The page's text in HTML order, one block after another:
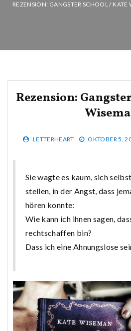
REZENSION: GANGSTER SCHOOL / KATE
Rezension:
LETTERHEART OKTOBER 5,
Sie wagte es kaum, sich
stellen, in der Angst, dass
hören konnte:
Wie kann ich ihnen sagen,
rechtschaffen bin?
Dass ich eine Ahnungslose